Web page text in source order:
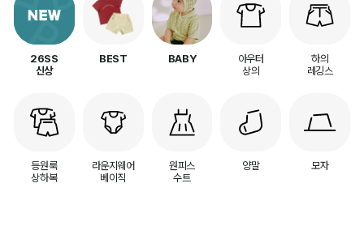
26SS
신상
BEST BABY
아우터
상의
하의
레깅스
등원룩
상하복
라운지웨어
베이직
원피스
수트
양말 모자